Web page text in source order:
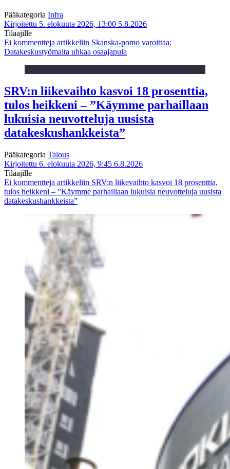
Pääkategoria Infra
Kirjoitettu 5. elokuuta 2026, 13:00 5.8.2026
Tilaajille
Ei kommentteja artikkeliin Skanska-pomo varoittaa:
Datakeskustyömaita uhkaa osaajapula
SRV:n liikevaihto kasvoi 18 prosenttia,
tulos heikkeni – ”Käymme parhaillaan
lukuisia neuvotteluja uusista
datakeskushankkeista”
Pääkategoria Talous
Kirjoitettu 6. elokuuta 2026, 9:45 6.8.2026
Tilaajille
Ei kommentteja artikkeliin SRV:n liikevaihto kasvoi 18 prosenttia,
tulos heikkeni – ”Käymme parhaillaan lukuisia neuvotteluja uusista
datakeskushankkeista”